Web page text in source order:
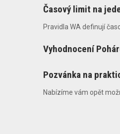
Časový limit na
Pravidla WA definují
Vyhodnocení
Pozvánka na
Nabízíme vám opět